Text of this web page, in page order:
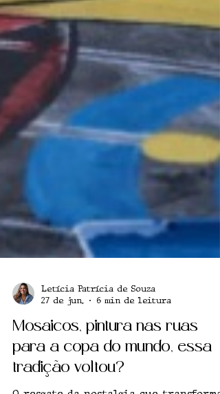
Letícia Patrícia de Souza